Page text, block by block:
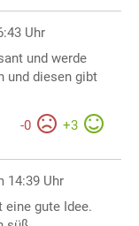
Uhr
und werde
und diesen gibt
-0 +3
14:39 Uhr
eine gute Idee.